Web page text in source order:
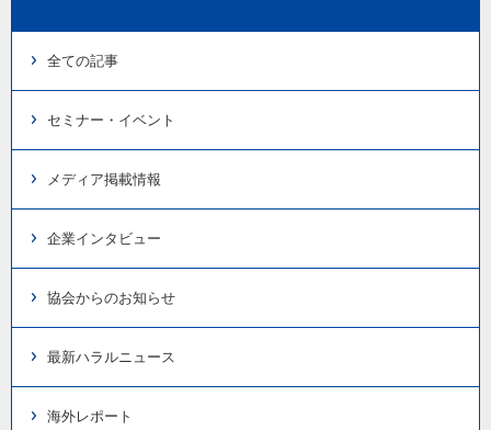
全ての記事
セミナー・イベント
メディア掲載情報
企業インタビュー
協会からのお知らせ
最新ハラルニュース
海外レポート